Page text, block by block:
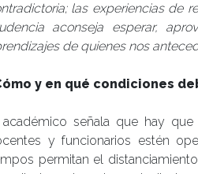
las experiencias de
aconseja esperar,
de quienes nos
y en qué condiciones
académico señala que hay
y funcionarios estén
permitan el